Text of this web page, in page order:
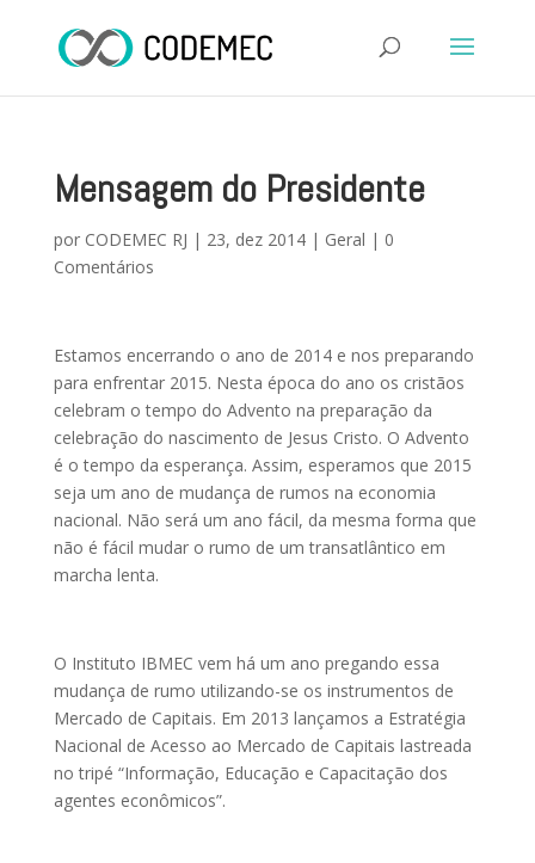
Mensagem do Presidente
por CODEMEC RJ | 23, dez 2014| Geral | 0
Comentários
Estamos encerrando o ano de 2014 e nos preparando
para enfrentar 2015. Nesta época do ano os cristãos
celebram o tempo do Advento na preparação da
celebração do nascimento de Jesus Cristo. O Advento
é o tempo da esperança. Assim, esperamos que 2015
seja um ano de mudança de rumos na economia
nacional. Não será um ano fácil, da mesma forma que
não é fácil mudar o rumo de um transatlântico em
marcha lenta.
O Instituto IBMEC vem há um ano pregando essa
mudança de rumo utilizando-se os instrumentos de
Mercado de Capitais. Em 2013 lançamos a Estratégia
Nacional de Acesso ao Mercado de Capitais lastreada
no tripé “Informação, Educação e Capacitação dos
agentes econômicos”.